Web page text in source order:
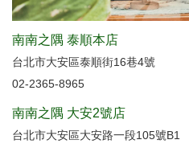
南南之隅 泰順本店
台北市大安區泰順街16巷4號
02-2365-8965
南南之隅 大安2號店
台北市大安區大安路一段105號B1